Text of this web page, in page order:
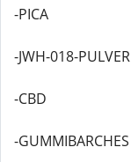
-PICA
-JWH-018-PULVER
-CBD
-GUMMIBARCHES